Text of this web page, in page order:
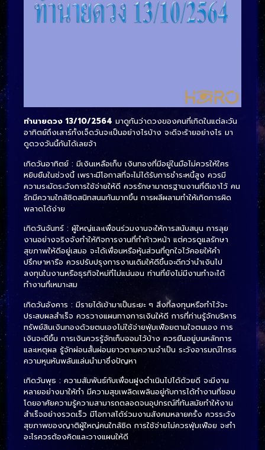
ทำนายดวง 13/10/2564 มาดูกันว่าดวงของคนที่เกิดในแต่ละวัน
อาทิตย์ถึงเสาร์ทั้งเจ็ดวันจะเป็นอย่างไรบ้าง จะดีจะร้ายอย่างไร มา
ดูดวงวันนี้กันได้เลยจ้า
เกิดวันอาทิตย์ : มีเงินเหลือเก็บ เงินทองที่มีอยู่ในมือไม่ควรให้ใคร
หยิบยืมในช่วงนี้ เพราะมีโอกาสที่จะไม่ได้รับการชำระหนี้สูง ควรมี
ความระมัดระวังการใช้จ่ายให้ดี ควรรักษามาตรฐานงานที่ดีเอาไว้ คน
รักมีความใกล้ชิดสนิทสนมกันมากขึ้น การผลีผลามทำให้เกิดการผิด
พลาดได้ง่าย
เกิดวันจันทร์ : ผู้ใหญ่และเพื่อนร่วมงานจะให้การสนับสนุน การลุย
งานอย่างจริงจังทำให้กิจการงานที่ทำก้าวหน้า แต่ควรดูแลรักษา
สุขภาพให้ดีอยู่เสมอ จะได้เพื่อนหรือหุ้นส่วนที่ถูกใจไว้คอยให้คำ
ปรึกษาหารือ ควรปรับปรุงการงานเดิมให้ดีขึ้นจะดีกว่านำเงินไป
ลงทุนในงานหรือธุรกิจใหม่ที่ไม่แน่นอน ท่านที่ยังไม่มีงานทำจะได้
ทำงานที่เหมาะสม
เกิดวันอังคาร : มีรายได้เข้ามาเป็นระยะ ๆ สิ่งที่ลงทุนหรือทำไว้จะ
ประสบผลสำเร็จ ควรวางแผนทางการเงินให้ดี การที่ท่านรู้จักบริหาร
ทรัพย์สินเงินทองด้วยตนเองไม่ใช้จ่ายฟุ่มเฟือยตามใจตนเอง การ
เงินจะดีขึ้น การเงินควรรู้จักเก็บออมไว้บ้าง ควรยืนอยู่บนหลักการ
และเหตุผล รู้จักผ่อนสั้นผ่อนยาวตามความจำเป็น ระวังอารมณ์โกรธ
ความหุนหันพลันแล่นนำมาซึ่งปัญหา
เกิดวันพุธ : ความสัมพันธ์กับเพื่อนฝูงดำเนินไปได้ด้วยดี จะมีงาน
หลายอย่างมาให้ทำ มีความสุขเพลิดเพลินอยู่กับการได้ทำงานที่ชอบ
โดยอาศัยความรู้ความสามารถตลอดจนอุปกรณ์ที่ทันสมัยทำให้งาน
สำเร็จอย่างรวดเร็ว มีโอกาสได้ร่วมงานสังคมหลายครั้ง ควรระวัง
สุขภาพของญาติผู้ใหญ่คนใกล้ชิด การใช้จ่ายไม่ควรฟุ่มเฟือย จะทำ
อะไรควรต้องคิดและวางแผนให้ดี